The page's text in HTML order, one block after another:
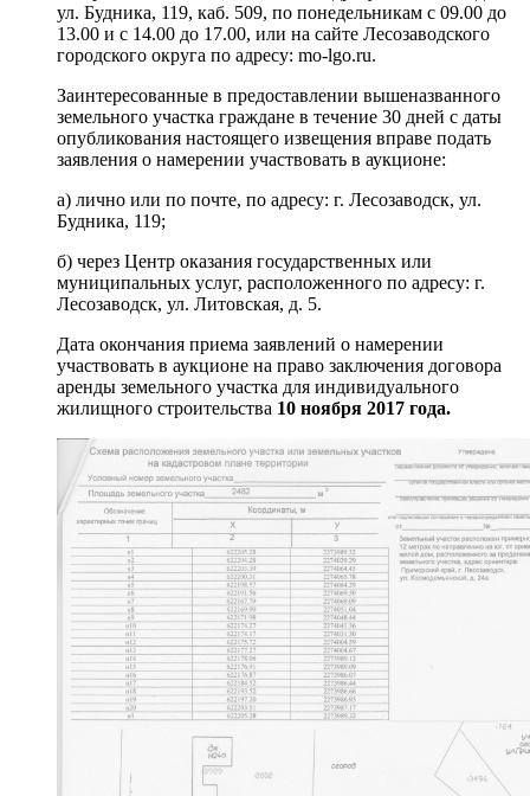
ул. Будника, 119, каб. 509, по понедельникам с 09.00 до
13.00 и с 14.00 до 17.00, или на сайте Лесозаводского
городского округа по адресу: mo-lgo.ru.
Заинтересованные в предоставлении вышеназванного
земельного участка граждане в течение 30 дней с даты
опубликования настоящего извещения вправе подать
заявления о намерении участвовать в аукционе:
а) лично или по почте, по адресу: г. Лесозаводск, ул.
Будника, 119;
б) через Центр оказания государственных или
муниципальных услуг, расположенного по адресу: г.
Лесозаводск, ул. Литовская, д. 5.
Дата окончания приема заявлений о намерении
участвовать в аукционе на право заключения договора
аренды земельного участка для индивидуального
жилищного строительства 10 ноября 2017 года.